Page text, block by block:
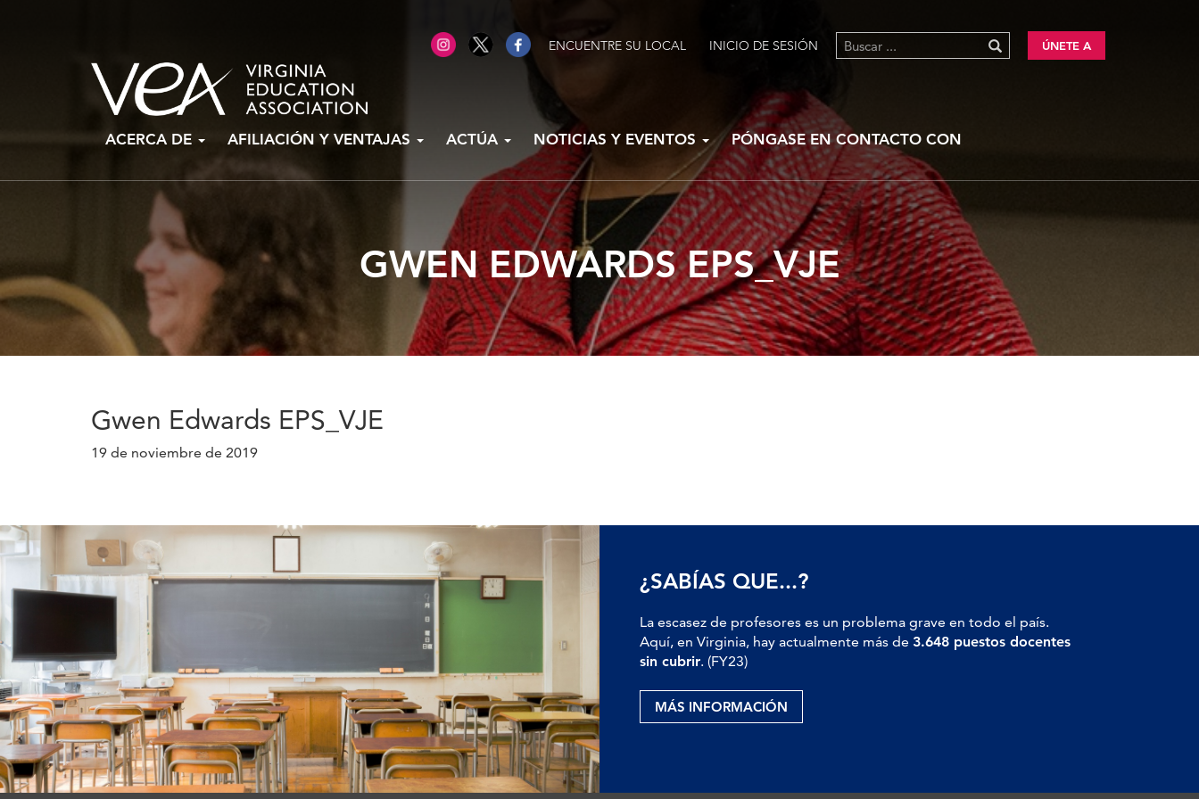
ENCUENTRE SU LOCAL INICIO DE SESIÓN ÚNETE A
ACERCA DE AFILIACIÓN Y VENTAJAS ACTÚA NOTICIAS Y EVENTOS PÓNGASE EN CONTACTO CON
GWEN EDWARDS EPS_VJE
Gwen Edwards EPS_VJE
19 de noviembre de 2019
¿SABÍAS QUE...?
La escasez de profesores es un problema grave en todo el país.
Aquí, en Virginia, hay actualmente más de 3.648 puestos docentes
sin cubrir. (FY23)
MÁS INFORMACIÓN